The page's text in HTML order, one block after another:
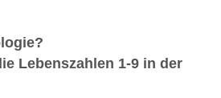
Lebenszahlen 1-9 in der